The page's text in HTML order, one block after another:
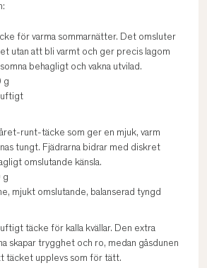
för varma sommarnätter. Det omsluter
utan att bli varmt och ger precis lagom
behagligt och vakna utvilad.
g
runt-täcke som ger en mjuk, varm
tungt. Fjädrarna bidrar med diskret
omslutande känsla.
g
mjukt omslutande, balanserad tyngd
täcke för kalla kvällar. Den extra
skapar trygghet och ro, medan gåsdunen
täcket upplevs som för tätt.